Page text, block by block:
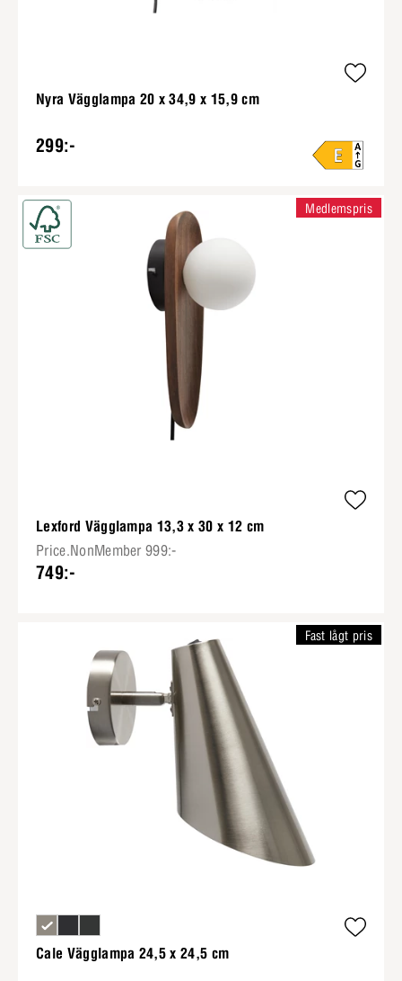
Nyra Vägglampa 20 x 34,9 x 15,9 cm
299:-
Lexford Vägglampa 13,3 x 30 x 12 cm
Price.NonMember 999:-
749:-
Medlemspris
Cale Vägglampa 24,5 x 24,5 cm
Fast lågt pris